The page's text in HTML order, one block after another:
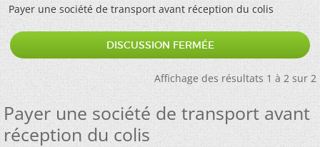
Payer une société de transport avant réception du colis
DISCUSSION FERMÉE
Affichage des résultats 1 à 2 sur 2
Payer une société de transport avant
réception du colis